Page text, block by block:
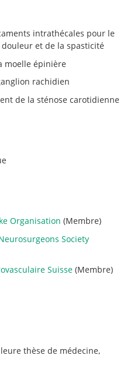
intrathécales pour le
et de la spasticité
moelle épinière
rachidien
de la sténose carotidienne
Organisation (Membre)
Society
Suisse(Membre)
thèse de médecine,